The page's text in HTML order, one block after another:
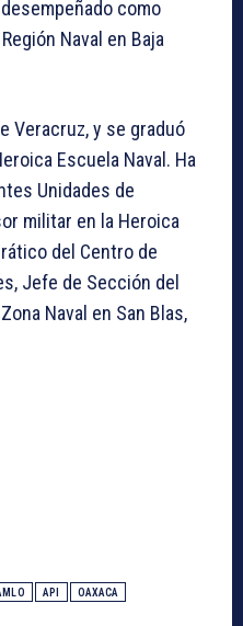
como
Naval en Baja
Veracruz, y se graduó
Escuela Naval. Ha
Unidades de
militar en la Heroica
del Centro de
Jefe de Sección del
Naval en San Blas,
API OAXACA